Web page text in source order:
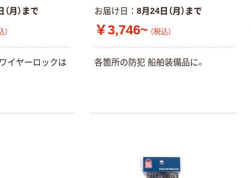
月）まで
）
イヤーロックは
お届け日 8月24日（月）まで
￥3,746~ （税込）
各箇所の防犯 船舶装備品に。ーロック 数字ダ